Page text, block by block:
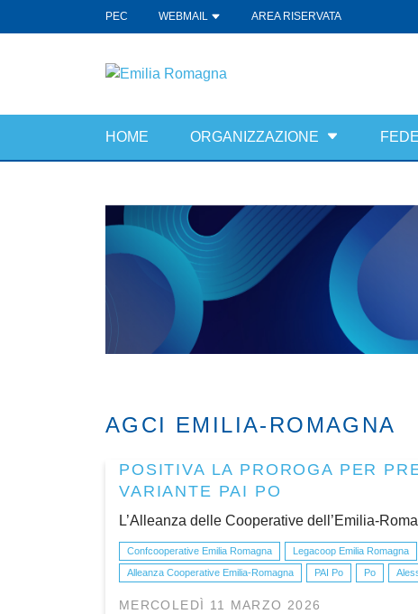
PEC WEBMAIL AREA RISERVATA
HOME ORGANIZZAZIONE
AGCI EMILIA-ROMAGNA
POSITIVA LA PROROGA PER
VARIANTE PAI PO
L’Alleanza delle Cooperative dell’Emilia-
Confcooperative Emilia Romagna Legacoop Emilia Romagna
Alleanza Cooperative Emilia-Romagna
PAI Po Po
MERCOLEDÌ 11 MARZO 2026